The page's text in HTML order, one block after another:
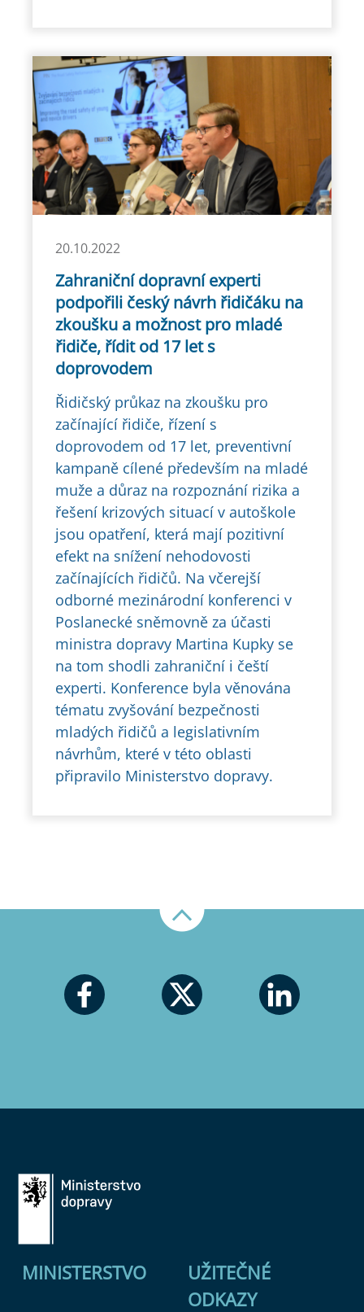
20.10.2022
Zahraniční dopravní experti
podpořili český návrh řidičáku na
zkoušku a možnost pro mladé
řidiče, řídit od 17 let s
doprovodem
Řidičský průkaz na zkoušku pro
začínající řidiče, řízení s
doprovodem od 17 let, preventivní
kampaně cílené především na mladé
muže a důraz na rozpoznání rizika a
řešení krizových situací v autoškole
jsou opatření, která mají pozitivní
efekt na snížení nehodovosti
začínajících řidičů. Na včerejší
odborné mezinárodní konferenci v
Poslanecké sněmovně za účasti
ministra dopravy Martina Kupky se
na tom shodli zahraniční i čeští
experti. Konference byla věnována
tématu zvyšování bezpečnosti
mladých řidičů a legislativním
návrhům, které v této oblasti
připravilo Ministerstvo dopravy.
MINISTERSTVO
UŽITEČNÉ
ODKAZY